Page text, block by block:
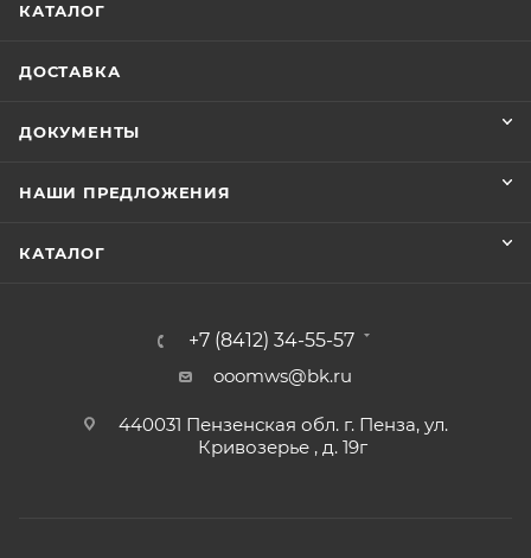
КАТАЛОГ
ДОСТАВКА
ДОКУМЕНТЫ
НАШИ ПРЕДЛОЖЕНИЯ
КАТАЛОГ
+7 (8412) 34-55-57
ooomws@bk.ru
440031 Пензенская обл. г. Пенза, ул.
Кривозерье , д. 19г